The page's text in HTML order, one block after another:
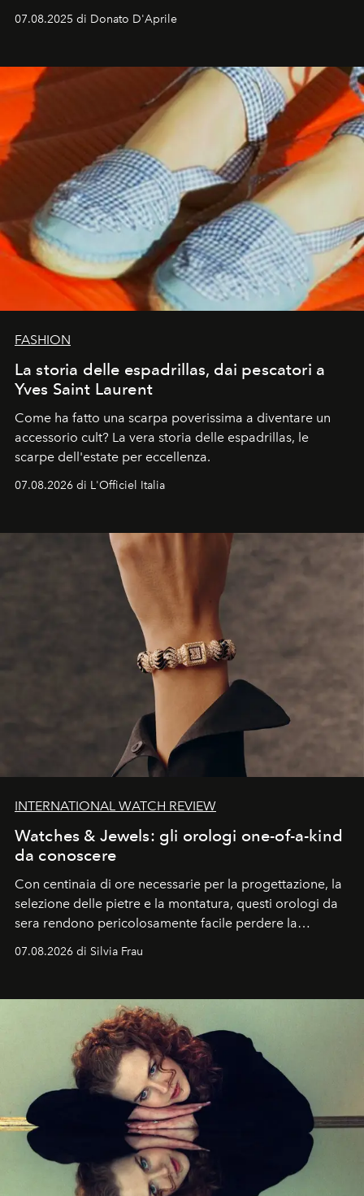
07.08.2025 di Donato D'Aprile
FASHION
La storia delle espadrillas, dai pescatori a
Yves Saint Laurent
Come ha fatto una scarpa poverissima a diventare un
accessorio cult? La vera storia delle espadrillas, le
scarpe dell'estate per eccellenza.
07.08.2026 di L'Officiel Italia
INTERNATIONAL WATCH REVIEW
Watches & Jewels: gli orologi one-of-a-kind
da conoscere
Con centinaia di ore necessarie per la progettazione, la
selezione delle pietre e la montatura, questi orologi da
sera rendono pericolosamente facile perdere la
cognizione del tempo. Ma con quadranti così
07.08.2026 di Silvia Frau